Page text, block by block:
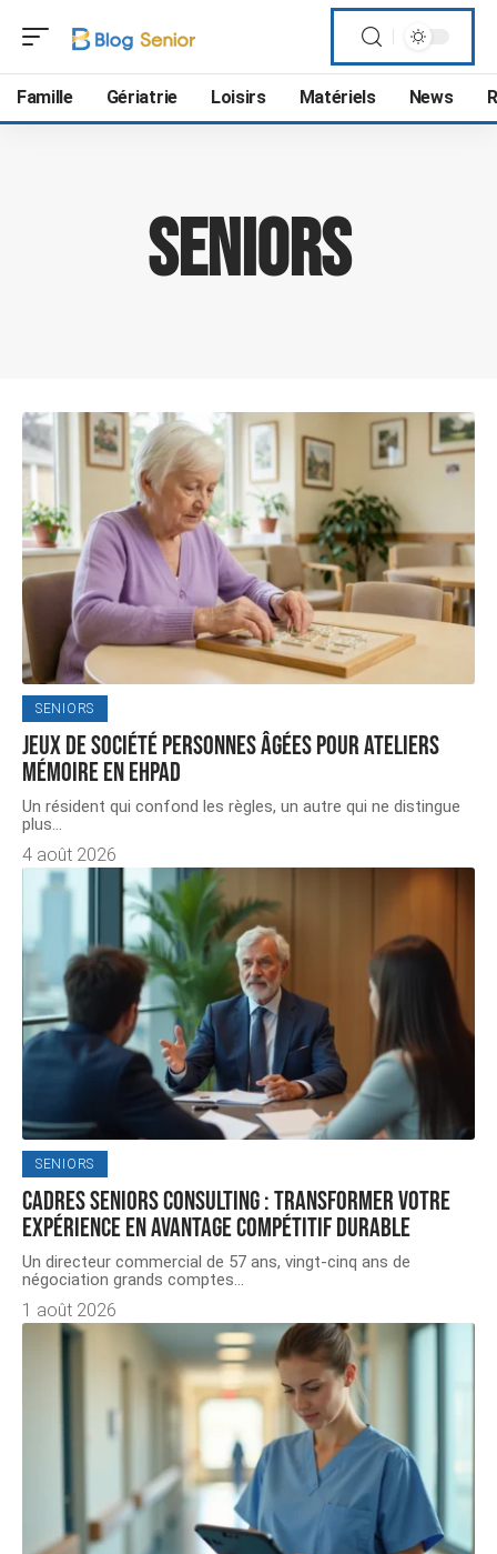
Famille Gériatrie Loisirs Matériels News
Seniors
SENIORS
Jeux de société personnes âgées pour ateliers
mémoire en EHPAD
Un résident qui confond les règles, un autre qui ne distingue
plus…
4 août 2026
SENIORS
Cadres seniors consulting : transformer votre
expérience en avantage compétitif durable
Un directeur commercial de 57 ans, vingt-cinq ans de
négociation grands comptes
1 août 2026